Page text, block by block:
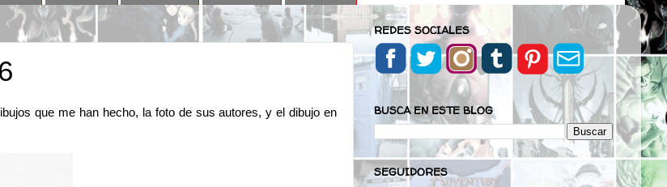
que me han hecho, la foto de sus autores, y el dibujo en
REDES SOCIALES
BUSCA EN ESTE BLOG
SEGUIDORES